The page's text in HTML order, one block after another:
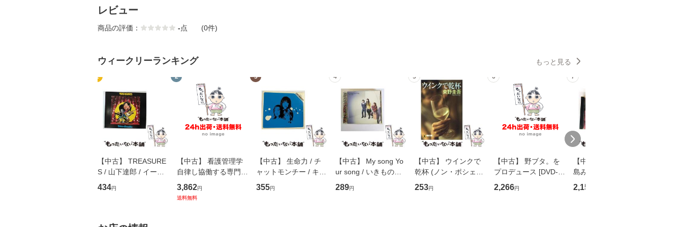
レビュー
商品の評価： -点 (0件)
ウィークリーランキング もっと見る
1
【中古】 TREASURE
S / 山下達郎 / イース
トウエスト・ジャパン
[CD]【メール便送料無
434円
2
【中古】 看護管理学
自律し協働する専門職
の看護マネジメントス
キル 改訂第3版 (看護
3,862円
送料無料
3
【中古】 生命力 / チ
ャットモンチー / キュ
ーンレコード [CD]
【メール便送料無料】
355円
4
【中古】 My song Yo
ur song / いきものが
かり / [CD]【メール便
送料無料】
289円
5
【中古】 ウインクで
乾杯 (ノン・ポシェッ
ト) / 東野圭吾 / 祥伝
社 [文庫]【メール便送
253円
6
【中古】 野ブタ。を
プロデュース [DVD-B
OX] / バップ [DVD]
【メール便送料無料】
2,266円
7
【中古】 寒水魚 / 中
島みゆき / [CD]【メー
ル便送料無料】
2,150